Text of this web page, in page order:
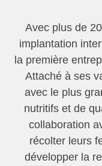
Avec plus de
implantation
la première
Attaché à ses
avec le plus
nutritifs et de
collaboration
récolter leurs
développer la